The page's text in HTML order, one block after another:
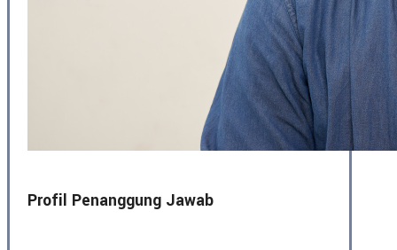
Profil Penanggung Jawab